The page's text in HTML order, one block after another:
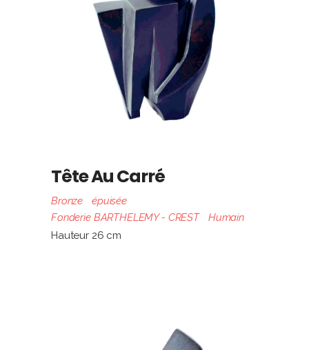
Tête Au Carré
Bronze
épuisée
Fonderie BARTHELEMY - CREST
Humain
Hauteur 26 cm